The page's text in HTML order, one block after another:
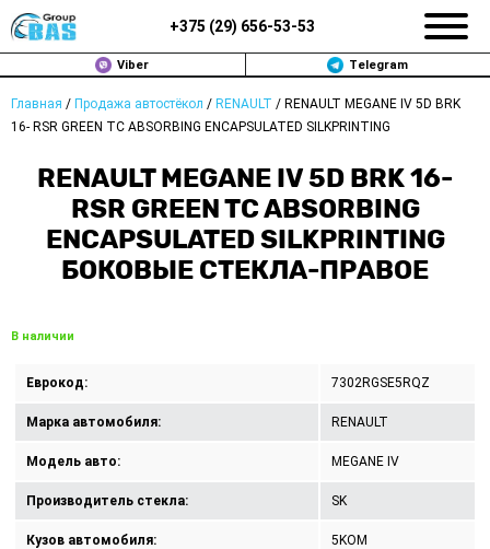
+375 (29) 656-53-53
Viber Telegram
Главная / Продажа автостёкол / RENAULT / RENAULT MEGANE IV 5D BRK
16- RSR GREEN TC ABSORBING ENCAPSULATED SILKPRINTING
RENAULT MEGANE IV 5D BRK 16-
RSR GREEN TC ABSORBING
ENCAPSULATED SILKPRINTING
БОКОВЫЕ СТЕКЛА-ПРАВОЕ
В наличии
Еврокод: 7302RGSE5RQZ
Марка автомобиля: RENAULT
Модель авто: MEGANE IV
Производитель стекла: SK
Кузов автомобиля: 5KOM
ЗАМЕНА АВТОСТЕКОЛ В МИНСКЕ
ПРОДАЖА АВТОСТЁКОЛ
РЕМОНТ
ДОП. УСЛУГИ
ПОЛИТИКА КОНФИДЕНЦИАЛЬНОСТИ